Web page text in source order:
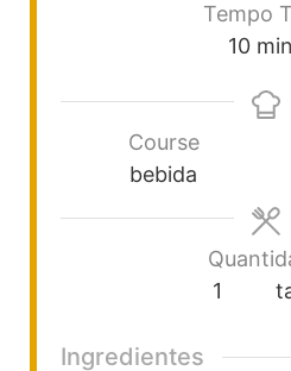
Tempo
10
Course
bebida
1
Ingredientes